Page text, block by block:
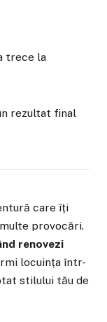
trece la
rezultat final
care îți
provocări.
renovezi
locuința într-
stilului tău de